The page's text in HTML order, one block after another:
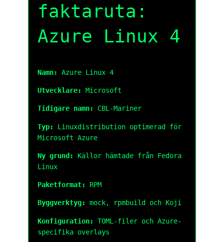
faktaruta:
Azure Linux 4
Namn: Azure Linux 4
Utvecklare: Microsoft
Tidigare namn: CBL-Mariner
Typ:
Linuxdistribution optimerad för
Microsoft Azure
Ny grund:
Källor hämtade från Fedora
Linux
Paketformat: RPM
Byggverktyg: mock, rpmbuild och Koji
Konfiguration:
TOML-filer och Azure-
specifika overlays